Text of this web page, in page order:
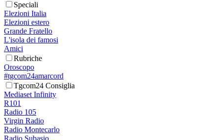
Speciali
Elezioni Italia
Elezioni estero
Grande Fratello
L'isola dei famosi
Amici
Rubriche
Oroscopo
#tgcom24amarcord
Tgcom24 Consiglia
Mediaset Infinity
R101
Radio 105
Virgin Radio
Radio Montecarlo